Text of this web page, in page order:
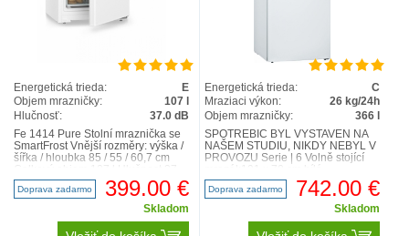
Energetická trieda:
E
Objem mrazničky:
107 l
Hlučnosť:
37.0 dB
Fe 1414 Pure Stolní mraznička se
SmartFrost Vnější rozměry: výška /
šířka / hloubka 85 / 55 / 60,7 cm
dB Obec..
Doprava zadarmo 399.00 €
Skladom
Energetická trieda:
C
Mraziaci výkon:
26 kg/24h
Objem mrazničky:
366 l
SPOTŘEBIČ BYL VYSTAVEN NA
NAŠEM STUDIU, NIKDY NEBYL V
PROVOZU Serie | 6 Volně stojící
GSN58AWCV Technická
specifikace ..
Doprava zadarmo 742.00 €
Skladom